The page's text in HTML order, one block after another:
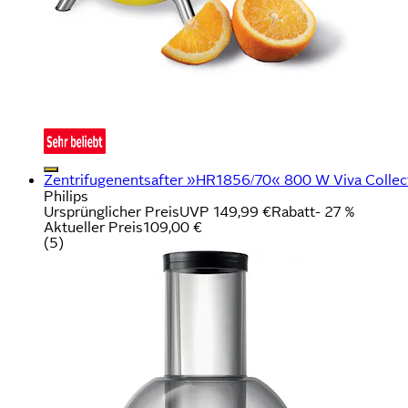
Zentrifugenentsafter »HR1856/70« 800 W Viva
Philips
Ursprünglicher PreisUVP 149,99 €Rabatt- 27 %
Aktueller Preis109,00 €
(5)